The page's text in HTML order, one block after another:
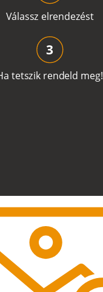
Válassz elrendezést
a tetszik rendeld meg!
3